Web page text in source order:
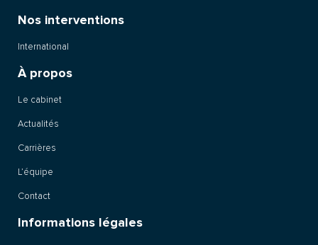
Nos interventions
International
À propos
Le cabinet
Actualités
Carrières
L’équipe
Contact
Informations légales